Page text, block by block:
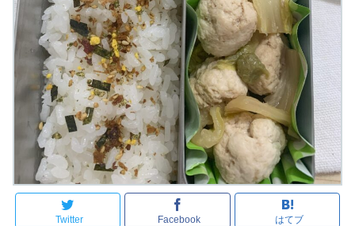
Twitter Facebook はてブ